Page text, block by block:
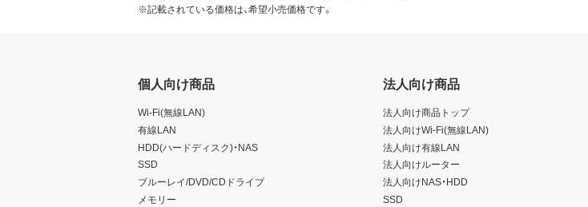
※記載されている価格は、希望小売価格です。
個人向け商品
Wi-Fi(無線LAN)
有線LAN
HDD(ハードディスク)・NAS
SSD
ブルーレイ/DVD/CDドライブ
メモリー
法人向け商品
法人向け商品トップ
法人向けWi-Fi(無線LAN)
法人向け有線LAN
法人向けルーター
法人向けNAS・HDD
SSD